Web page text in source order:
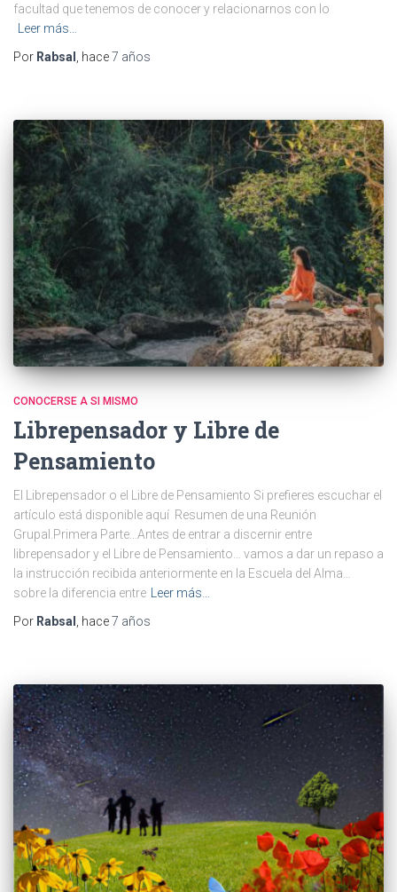
facultad que tenemos de conocer y relacionarnos con lo
Leer más…
Por Rabsal , hace7 años
CONOCERSE A SI MISMO
Librepensador y Libre de
Pensamiento
El Librepensador o el Libre de Pensamiento Si prefieres escuchar el
artículo está disponible aquí Resumen de una Reunión
Grupal.Primera Parte…Antes de entrar a discernir entre
librepensador y el Libre de Pensamiento… vamos a dar un repaso a
la instrucción recibida anteriormente en la Escuela del Alma…
sobre la diferencia entre Leer más…
Por Rabsal , hace7 años